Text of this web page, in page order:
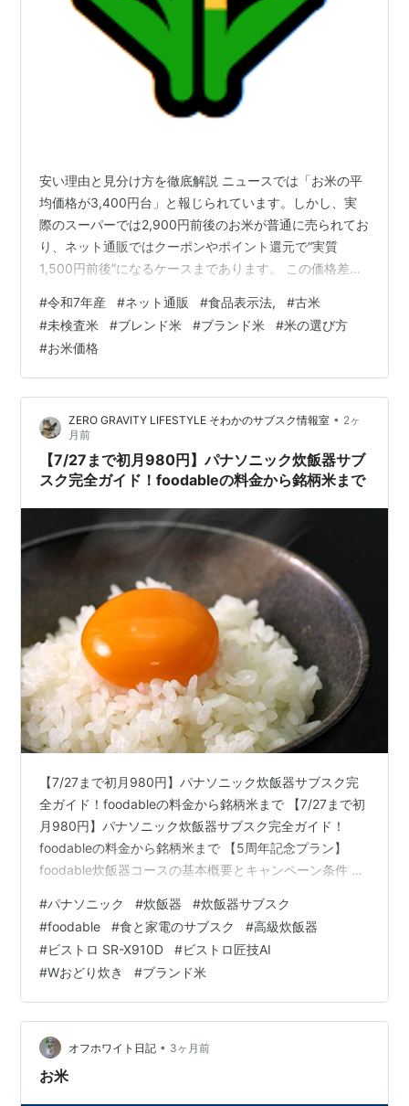
安い理由と見分け方を徹底解説 ニュースでは「お米の平
均価格が3,400円台」と報じられています。しかし、実
際のスーパーでは2,900円前後のお米が普通に売られてお
り、ネット通販ではクーポンやポイント還元で“実質
1,500円前後”になるケースまであります。 この価格差
分類の違い 古米が混ざる 流通の仕組み 新米シーズン前
の 在庫処分のタイミング など、複数の要因が重なって生
まれています。 令和7年産の新米 は、すでに取引価格が
下落しており、今後の店頭価格も下がる見込みです。 1️⃣
お米の価格 2️⃣ ブランド米・ブレンド米・未検査米の違い
…
#令和7年産 #ネット通販 #食品表示法, #古米
#未検査米 #ブレンド米 #ブランド米 #米の選び方
#お米価格
ZERO GRAVITY LIFESTYLE そわかのサブスク情報室 • 2ヶ
月前
【7/27まで初月980円】パナソニック炊飯器サブ
スク完全ガイド！foodableの料金から銘柄米まで
【7/27まで初月980円】パナソニック炊飯器サブスク完
全ガイド！foodableの料金から銘柄米まで 【7/27まで初
月980円】パナソニック炊飯器サブスク完全ガイド！
foodableの料金から銘柄米まで 【5周年記念プラン】
foodable炊飯器コースの基本概要とキャンペーン条件 期
ト内容の一覧 お米本来の美味しさを引き出す！最新型
「ビストロ SR-X910D」の炊飯機能 鮮度や乾燥状態に合
わせる「ビストロ匠技AI」 強力な熱対流を生む「Wおど
り炊き」と「高速交互対流IH」 選んで楽しい！毎月届く
「ごはんソムリエ厳選銘柄米」の仕組み プロ…
#パナソニック #炊飯器 #炊飯器サブスク
#foodable #食と家電のサブスク #高級炊飯器
#ビストロ SR-X910D #ビストロ匠技AI
#Wおどり炊き #ブランド米
オフホワイト日記 • 3ヶ月前
お米